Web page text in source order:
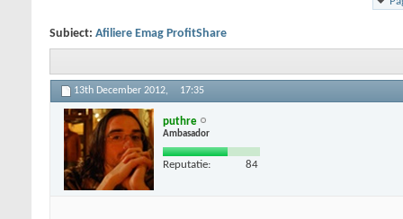
Subiect: Afiliere Emag ProfitShare
13th December 2012, 17:35
puthre
Ambasador
Reputatie: 84